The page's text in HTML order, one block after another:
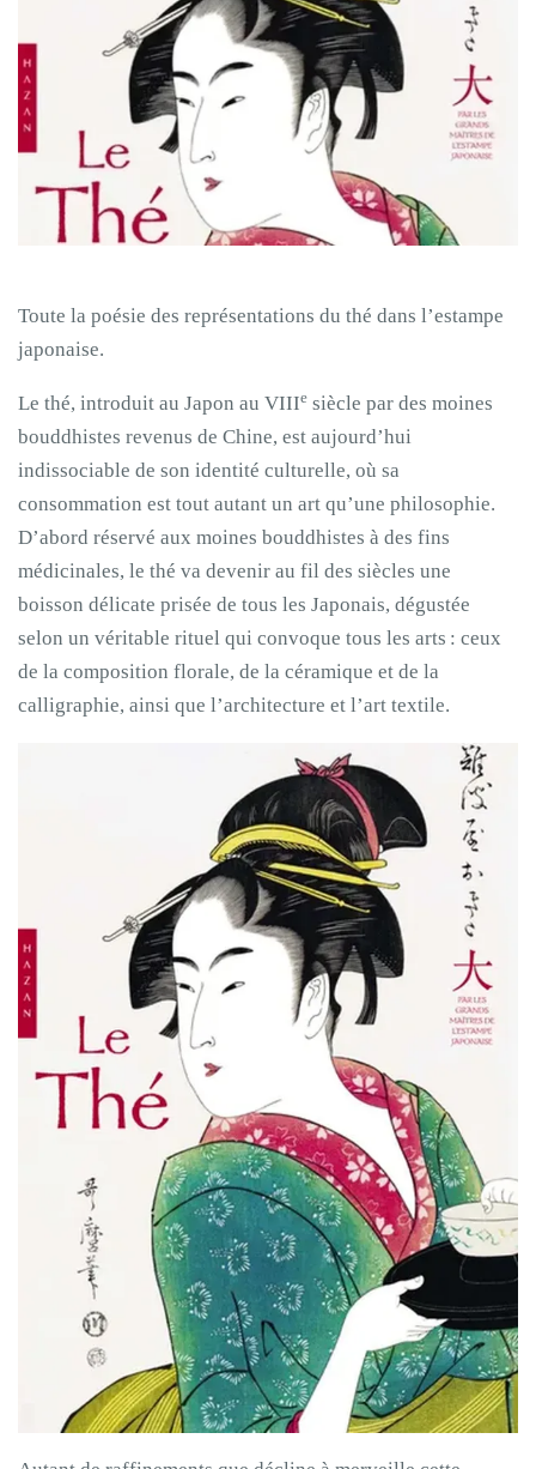
Toute la poésie des représentations du thé dans l’estampe
japonaise.
Le thé, introduit au Japon au VIIIe siècle par des moines
bouddhistes revenus de Chine, est aujourd’hui
indissociable de son identité culturelle, où sa
consommation est tout autant un art qu’une philosophie.
D’abord réservé aux moines bouddhistes à des fins
médicinales, le thé va devenir au fil des siècles une
boisson délicate prisée de tous les Japonais, dégustée
selon un véritable rituel qui convoque tous les arts : ceux
de la composition florale, de la céramique et de la
calligraphie, ainsi que l’architecture et l’art textile.